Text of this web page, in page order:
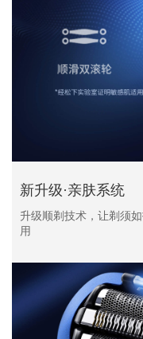
新升级·亲肤系统
升级顺剃技术，让剃须
用